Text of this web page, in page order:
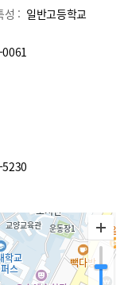
성 : 일반고등학교